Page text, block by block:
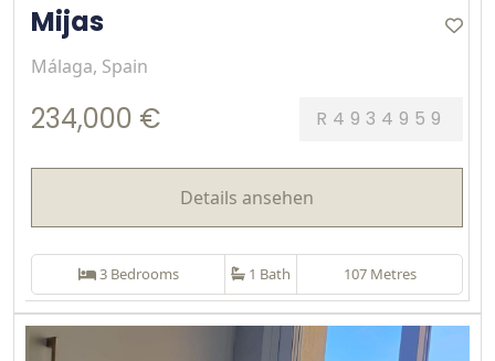
Mijas
Málaga, Spain
234,000 € R4934959
Details ansehen
3 Bedrooms 1 Bath 107 Metres